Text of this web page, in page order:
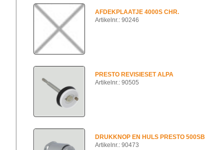
AFDEKPLAATJE 4000S CHR.
Artikelnr.: 90246
PRESTO REVISIESET ALPA
Artikelnr.: 90505
DRUKKNOP EN HULS PRESTO 500SB
Artikelnr.: 90473